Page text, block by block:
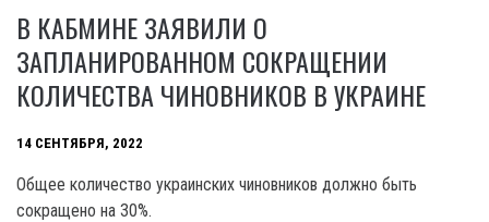
В КАБМИНЕ ЗАЯВИЛИ О
ЗАПЛАНИРОВАННОМ СОКРАЩЕНИИ
КОЛИЧЕСТВА ЧИНОВНИКОВ В УКРАИНЕ
14 СЕНТЯБРЯ, 2022
Общее количество украинских чиновников должно быть
сокращено на 30%.